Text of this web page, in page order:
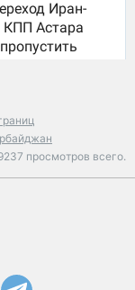
просмотров всего.